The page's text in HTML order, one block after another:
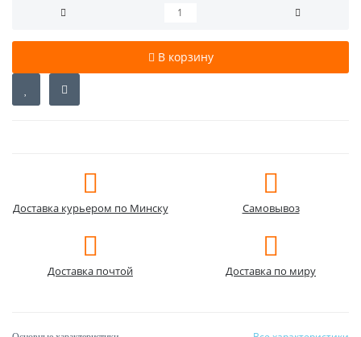
В корзину
Доставка курьером по Минску Самовывоз
Доставка почтой Доставка по миру